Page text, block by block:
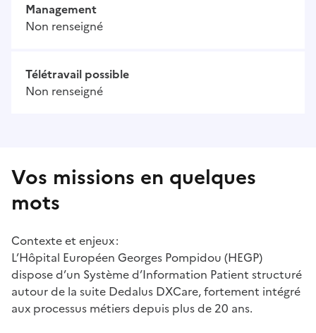
Management
Non renseigné
Télétravail possible
Non renseigné
Vos missions en quelques
mots
Contexte et enjeux :
L’Hôpital Européen Georges Pompidou (HEGP)
dispose d’un Système d’Information Patient structuré
autour de la suite Dedalus DXCare, fortement intégré
aux processus métiers depuis plus de 20 ans.